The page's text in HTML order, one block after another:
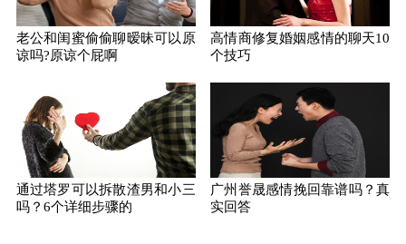
老公和闺蜜偷偷聊暧昧可以原
谅吗?原谅个屁啊
高情商修复婚姻感情的聊天10
个技巧
通过塔罗可以拆散渣男和小三
吗？6个详细步骤的
广州誉晟感情挽回靠谱吗？真
实回答